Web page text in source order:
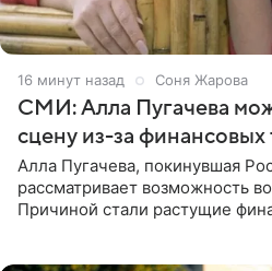
16 минут назад Соня Жарова
СМИ: Алла Пугачева
сцену из-за финансовых
Алла Пугачева, покинувшая
рассматривает возможность
Причиной стали растущие